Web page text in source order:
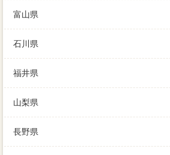
ば良いのでしょうか。
富山県
石川県
福井県
山梨県
長野県